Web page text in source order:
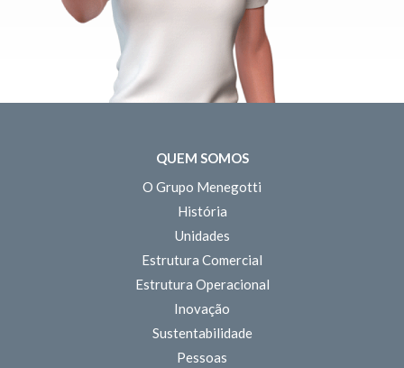
QUEM SOMOS
O Grupo Menegotti
História
Unidades
Estrutura Comercial
Estrutura Operacional
Inovação
Sustentabilidade
Pessoas